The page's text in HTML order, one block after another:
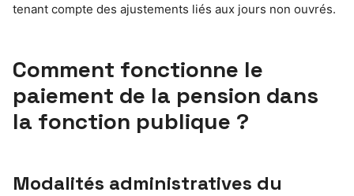
tenant compte des ajustements liés aux jours non ouvrés.
Comment fonctionne le
paiement de la pension dans
la fonction publique ?
Modalités administratives du